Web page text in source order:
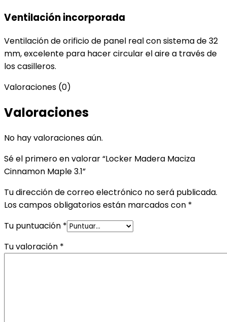
Ventilación incorporada
Ventilación de orificio de panel real con sistema de 32
mm, excelente para hacer circular el aire a través de
los casilleros.
Valoraciones (0)
Valoraciones
No hay valoraciones aún.
Sé el primero en valorar “Locker Madera Maciza
Cinnamon Maple 3.1”
Tu dirección de correo electrónico no será publicada.
Los campos obligatorios están marcados con *
Tu puntuación *
Tu valoración *